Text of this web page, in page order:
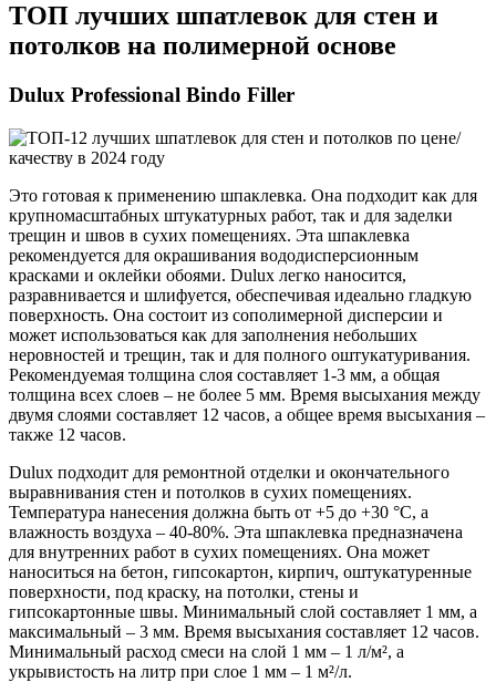
ТОП лучших шпатлевок для стен и
потолков на полимерной основе
Dulux Professional Bindo Filler
Это готовая к применению шпаклевка. Она подходит как для
крупномасштабных штукатурных работ, так и для заделки
трещин и швов в сухих помещениях. Эта шпаклевка
рекомендуется для окрашивания вододисперсионным
красками и оклейки обоями. Dulux легко наносится,
разравнивается и шлифуется, обеспечивая идеально гладкую
поверхность. Она состоит из сополимерной дисперсии и
может использоваться как для заполнения небольших
неровностей и трещин, так и для полного оштукатуривания.
Рекомендуемая толщина слоя составляет 1-3 мм, а общая
толщина всех слоев – не более 5 мм. Время высыхания между
двумя слоями составляет 12 часов, а общее время высыхания –
также 12 часов.
Dulux подходит для ремонтной отделки и окончательного
выравнивания стен и потолков в сухих помещениях.
Температура нанесения должна быть от +5 до +30 °C, а
влажность воздуха – 40-80%. Эта шпаклевка предназначена
для внутренних работ в сухих помещениях. Она может
наноситься на бетон, гипсокартон, кирпич, оштукатуренные
поверхности, под краску, на потолки, стены и
гипсокартонные швы. Минимальный слой составляет 1 мм, а
максимальный – 3 мм. Время высыхания составляет 12 часов.
Минимальный расход смеси на слой 1 мм – 1 л/м², а
укрывистость на литр при слое 1 мм – 1 м²/л.